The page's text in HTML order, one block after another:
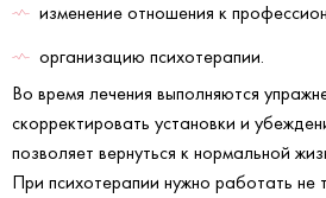
изменение отношения к
организацию психотерапии.
Во время лечения выполняются
скорректировать установки и
позволяет вернуться к нормальной
При психотерапии нужно работать не